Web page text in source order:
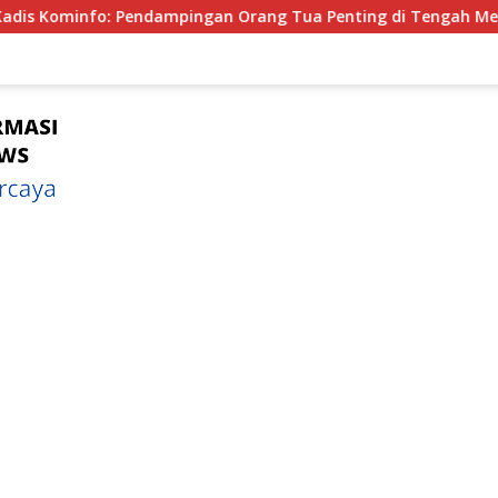
Orang Tua Penting di Tengah Meningkatnya